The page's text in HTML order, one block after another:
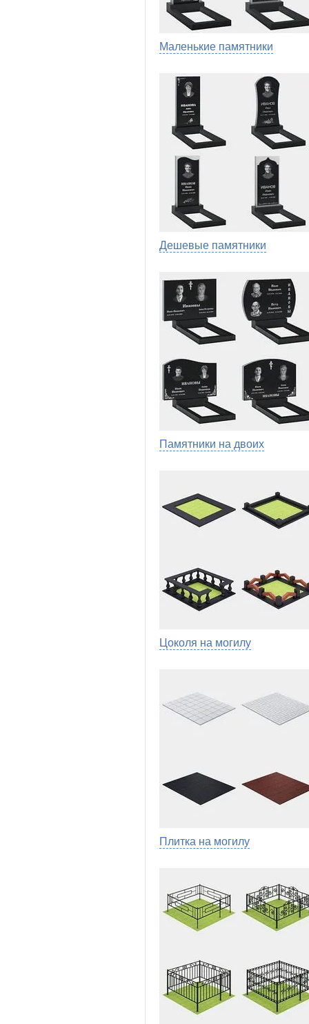
Маленькие памятники
Дешевые памятники
Памятники на двоих
Цоколя на могилу
Плитка на могилу